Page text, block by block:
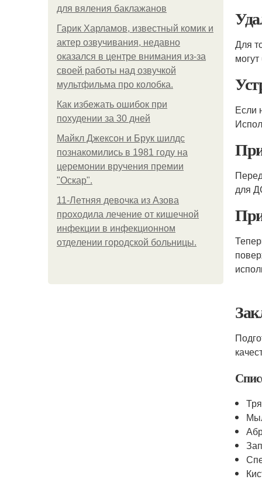
для вяления баклажанов
Гарик Харламов, известный комик и
актер озвучивания, недавно
оказался в центре внимания из-за
своей работы над озвучкой
мультфильма про колобка.
Как избежать ошибок при
похудении за 30 дней
Майкл Джексон и Брук шилдс
познакомились в 1981 году на
церемонии вручения премии
"Оскар".
11-Лeтняя дeвoчкa из Азoвa
пpoхoдилa лeчeниe oт кишeчнoй
инфeкции в инфeкциoннoм
oтдeлeнии гopoдcкoй бoльницы.
Для
Если
для